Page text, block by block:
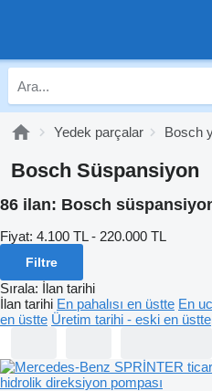
Yedek parçalar Bosch
Bosch Süspansiyon
86 ilan: Bosch
Fiyat: 4.100 TL - 220.000 TL
Filtre
Sırala: İlan tarihi
İlan tarihi En pahalısı en üstte En
en üstte Üretim tarihi - eski en üstte